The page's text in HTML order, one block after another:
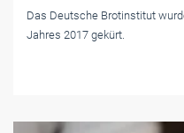
Das Deutsche Brotinstitut
Jahres 2017 gekürt.